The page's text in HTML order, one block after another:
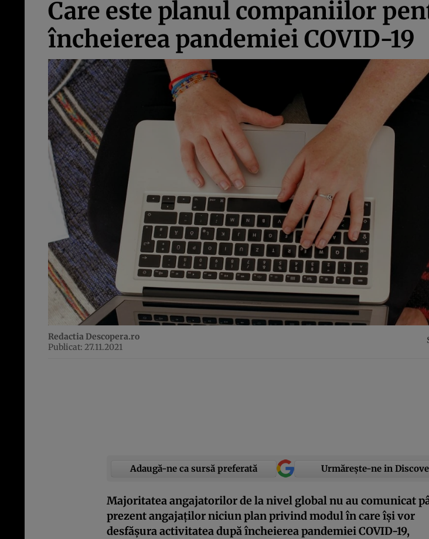
Care este planul companiilor
încheierea pandemiei COVID-19
Redactia Descopera.ro
Publicat: 27.11.2021
Adaugă-ne ca sursă preferată Urmărește-ne in
Majoritatea angajatorilor de la nivel global nu au comunicat
prezent angajaților niciun plan privind modul în care își vor
desfășura activitatea după încheierea pandemiei COVID-19,